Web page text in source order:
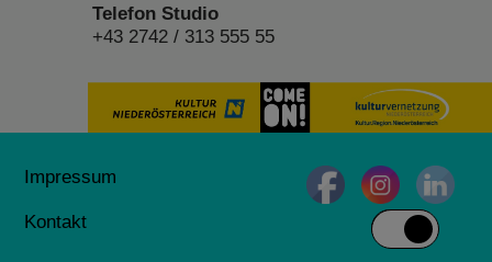
Telefon Studio
+43 2742 / 313 555 55
Impressum
Kontakt